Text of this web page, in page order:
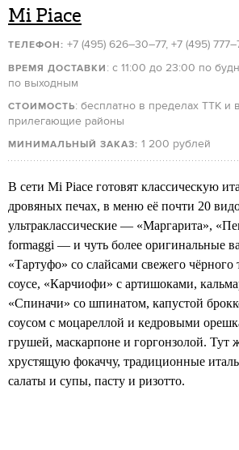
Mi Piace
ТЕЛЕФОН: +7 (495) 626–30–77, +7 (495)
ВРЕМЯ ДОСТАВКИ : с 11:00 до 23:00 по
по выходным
СТОИМОСТЬ: бесплатно в пределах ТТК и
прилегающие районы
МИНИМАЛЬНЫЙ ЗАКАЗ: 1 200 рублей
В сети Mi Piace готовят классическую
дровяных печах, в меню её почти 20
ультраклассические — «Маргарита»,
formaggi — и чуть более оригинальные
«Тартуфо» со слайсами свежего
соусе, «Карчиофи» с артишоками,
«Спиначи» со шпинатом, капустой
соусом с моцареллой и кедровыми
грушей, маскарпоне и горгонзолой. Тут
хрустящую фокаччу, традиционные
салаты и супы, пасту и ризотто.